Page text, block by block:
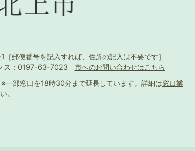
［郵便番号を記入すれば、住所の記入は不要です］
ス：0197-63-7023 市へのお問い合わせはこちら
※一部窓口を18時30分まで延長しています。 詳細は窓口業
。